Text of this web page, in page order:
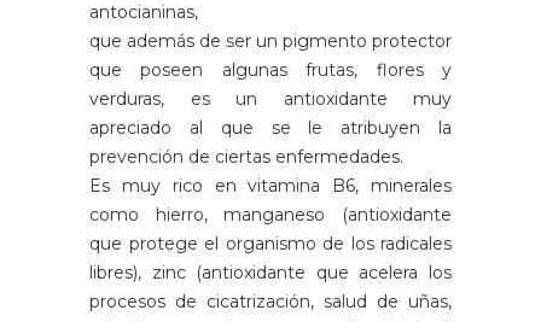
antocianinas,
que además de ser un pigmento protector
que poseen algunas frutas, flores y
verduras, es un antioxidante muy
apreciado al que se le atribuyen la
prevención de ciertas enfermedades.
Es muy rico en vitamina B6, minerales
como hierro, manganeso (antioxidante
que protege el organismo de los radicales
libres), zinc (antioxidante que acelera los
procesos de cicatrización, salud de uñas,